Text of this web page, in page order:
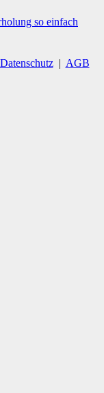
so einfach
Datenschutz| AGB